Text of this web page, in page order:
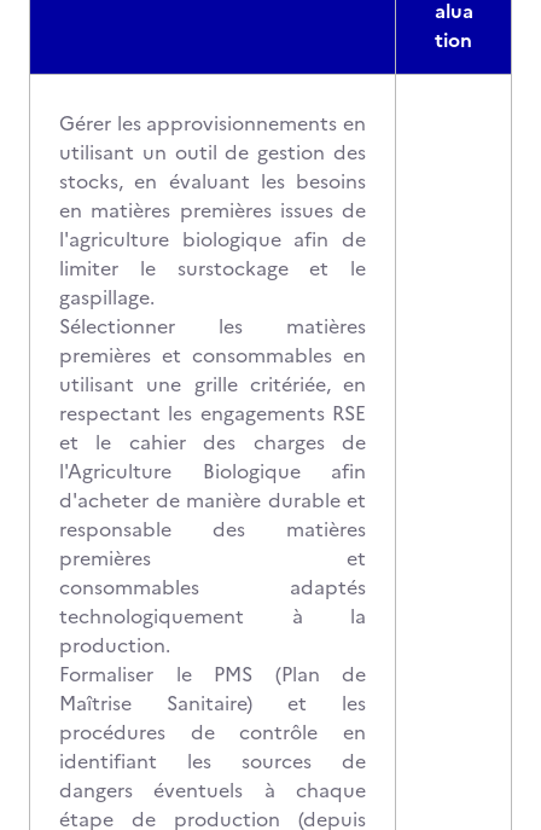
alua
tion
Gérer les approvisionnements en
utilisant un outil de gestion des
stocks, en évaluant les besoins
en matières premières issues de
l'agriculture biologique afin de
limiter le surstockage et le
gaspillage.
Sélectionner les matières
premières et consommables en
utilisant une grille critériée, en
respectant les engagements RSE
et le cahier des charges de
l'Agriculture Biologique afin
d'acheter de manière durable et
responsable des matières
premières et
consommables adaptés
technologiquement à la
production.
Formaliser le PMS (Plan de
Maîtrise Sanitaire) et les
procédures de contrôle en
identifiant les sources de
dangers éventuels à chaque
étape de production (depuis